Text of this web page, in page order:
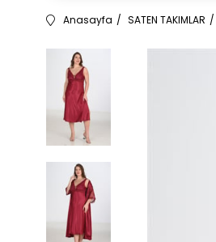
Anasayfa SATEN TAKIMLAR